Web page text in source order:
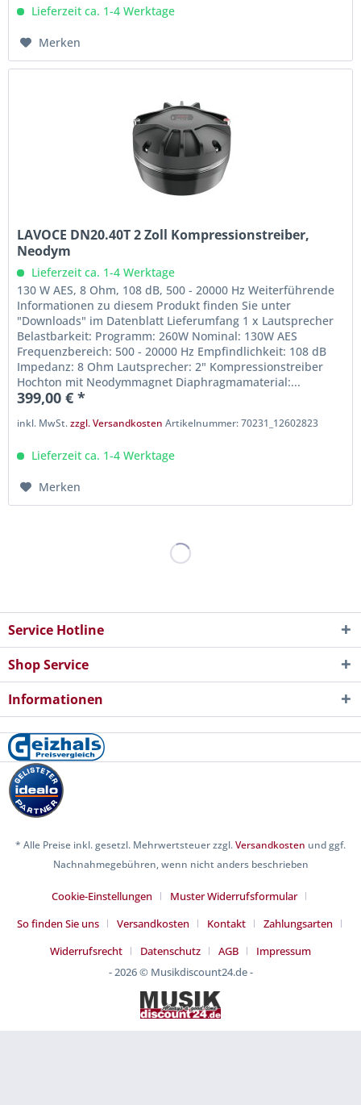
Lieferzeit ca. 1-4 Werktage
Merken
LAVOCE DN20.40T 2 Zoll Kompressionstreiber,
Neodym
Lieferzeit ca. 1-4 Werktage
130 W AES, 8 Ohm, 108 dB, 500 - 20000 Hz Weiterführende
Informationen zu diesem Produkt finden Sie unter
"Downloads" im Datenblatt Lieferumfang 1 x Lautsprecher
Belastbarkeit: Programm: 260W Nominal: 130W AES
Frequenzbereich: 500 - 20000 Hz Empfindlichkeit: 108 dB
Impedanz: 8 Ohm Lautsprecher: 2" Kompressionstreiber
Hochton mit Neodymmagnet Diaphragmamaterial:...
399,00 € *
inkl. MwSt.zzgl. Versandkosten Artikelnummer: 70231_12602823
Lieferzeit ca. 1-4 Werktage
Merken
Service Hotline
Shop Service
Informationen
* Alle Preise inkl. gesetzl. Mehrwertsteuer zzgl.Versandkosten und ggf.
Nachnahmegebühren, wenn nicht anders beschrieben
Cookie-Einstellungen
Muster Widerrufsformular
So finden Sie uns
Versandkosten Kontakt
Zahlungsarten
Widerrufsrecht
Datenschutz AGB
Impressum
- 2026 © Musikdiscount24.de -